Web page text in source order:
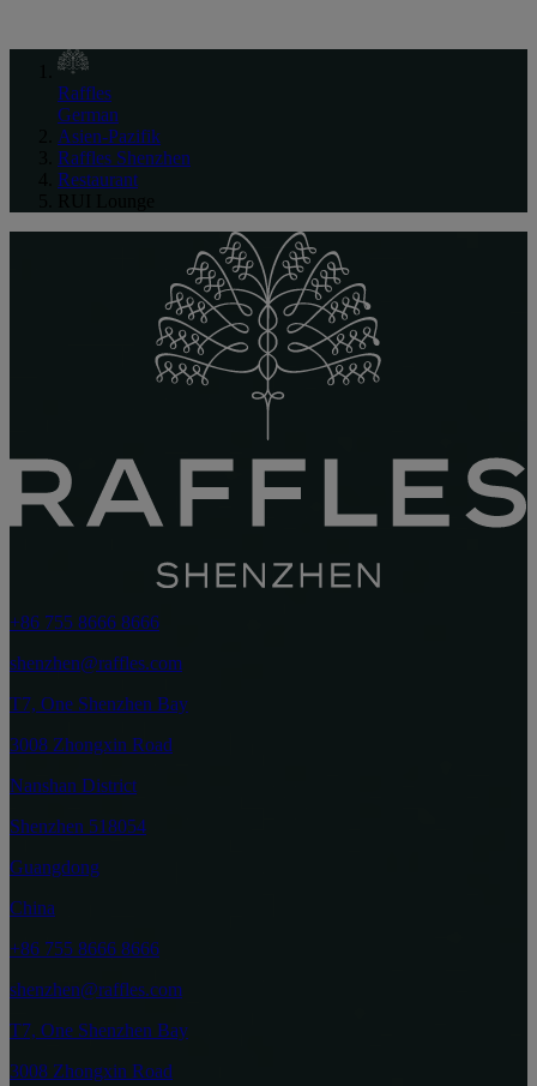
Raffles
German
Asien-Pazifik
Raffles Shenzhen
Restaurant
+86 755 8666 8666
shenzhen@raffles.com
T7, One Shenzhen Bay
3008 Zhongxin Road
Nanshan District
Shenzhen 518054
Guangdong
China
+86 755 8666 8666
shenzhen@raffles.com
T7, One Shenzhen Bay
3008 Zhongxin Road